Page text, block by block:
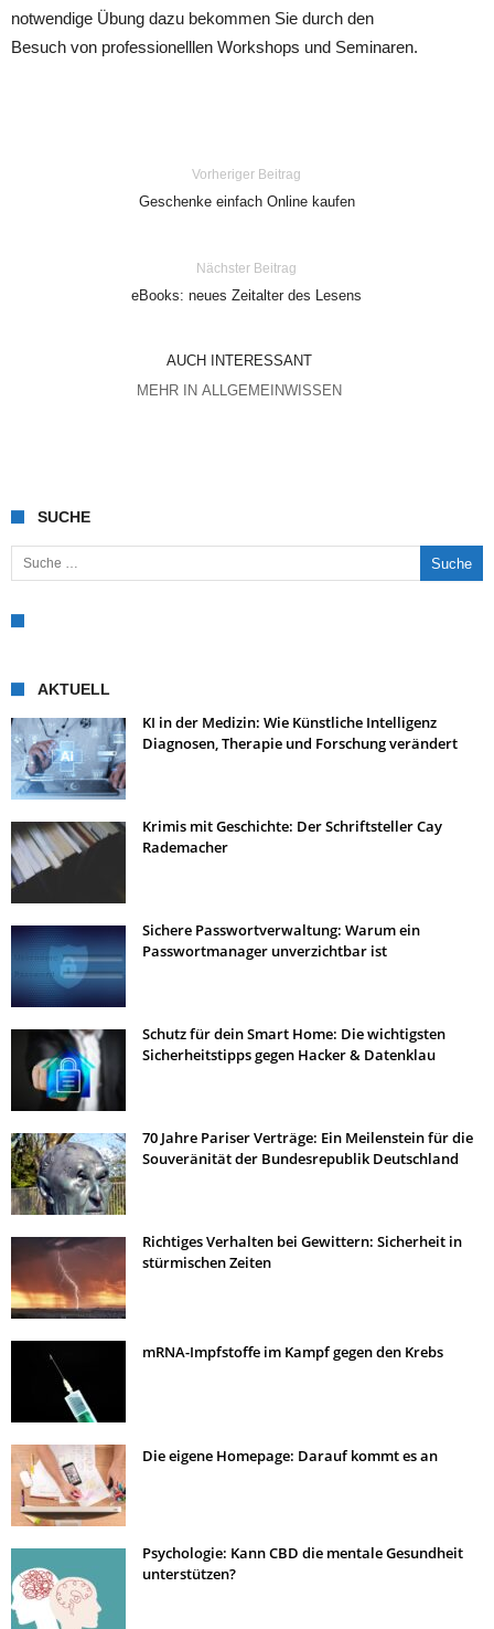
notwendige Übung dazu bekommen Sie durch den
Besuch von professionelllen Workshops und Seminaren.
Vorheriger Beitrag
Geschenke einfach Online kaufen
Nächster Beitrag
eBooks: neues Zeitalter des Lesens
AUCH INTERESSANT
MEHR IN ALLGEMEINWISSEN
SUCHE
Suche nach:
AKTUELL
KI in der Medizin: Wie Künstliche Intelligenz
Diagnosen, Therapie und Forschung verändert
Krimis mit Geschichte: Der Schriftsteller Cay
Rademacher
Sichere Passwortverwaltung: Warum ein
Passwortmanager unverzichtbar ist
Schutz für dein Smart Home: Die wichtigsten
Sicherheitstipps gegen Hacker & Datenklau
70 Jahre Pariser Verträge: Ein Meilenstein für die
Souveränität der Bundesrepublik Deutschland
Richtiges Verhalten bei Gewittern: Sicherheit in
stürmischen Zeiten
mRNA-Impfstoffe im Kampf gegen den Krebs
Die eigene Homepage: Darauf kommt es an
Psychologie: Kann CBD die mentale Gesundheit
unterstützen?